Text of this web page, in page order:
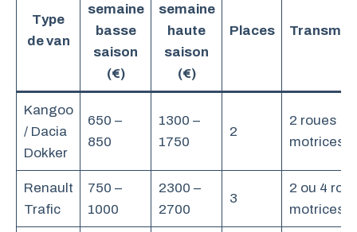
Type
de van
semaine
basse
saison
(€)
semaine
haute
saison
(€)
Places
Kangoo
/ Dacia
Dokker
650 –
850
1300 –
1750
2
2 roues
motrices
Renault
Trafic
750 –
1000
2300 –
2700
3
2 ou 4
motrices